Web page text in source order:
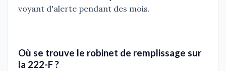
voyant d'alerte pendant des mois.
Où se trouve le robinet de remplissage sur
la 222-F ?